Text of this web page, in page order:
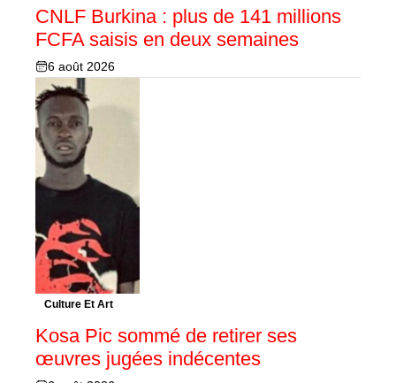
CNLF Burkina : plus de 141 millions
FCFA saisis en deux semaines
6 août 2026
Culture Et Art
Kosa Pic sommé de retirer ses
œuvres jugées indécentes